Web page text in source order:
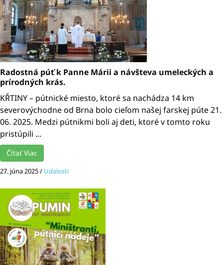
Radostná púť k Panne Márii a návšteva umeleckých a
prírodných krás.
KŘTINY – pútnické miesto, ktoré sa nachádza 14 km
severovýchodne od Brna bolo cieľom našej farskej púte 21.
06. 2025. Medzi pútnikmi boli aj deti, ktoré v tomto roku
pristúpili ...
Čítať Viac
27. júna 2025/ Udalosti